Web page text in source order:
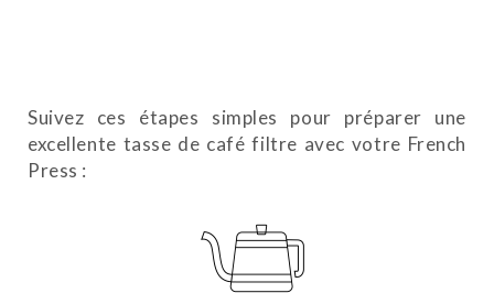
Suivez ces étapes simples pour préparer une
excellente tasse de café filtre avec votre French
Press :